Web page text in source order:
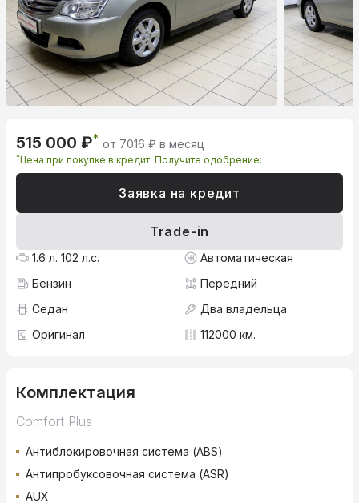
515 000 ₽* от 7016 ₽ в месяц
*Цена при покупке в кредит. Получите одобрение:
Заявка на кредит
Trade-in
1.6 л. 102 л.с.
Автоматическая
Бензин
Передний
Седан
Два владельца
Оригинал
112000 км.
Комплектация
Comfort Plus
Антиблокировочная система (ABS)
Антипробуксовочная система (ASR)
AUX